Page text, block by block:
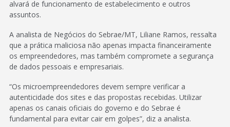
alvará de funcionamento de estabelecimento e outros
assuntos.
A analista de Negócios do Sebrae/MT, Liliane Ramos, ressalta
que a prática maliciosa não apenas impacta financeiramente
os empreendedores, mas também compromete a segurança
de dados pessoais e empresariais.
“Os microempreendedores devem sempre verificar a
autenticidade dos sites e das propostas recebidas. Utilizar
apenas os canais oficiais do governo e do Sebrae é
fundamental para evitar cair em golpes”, diz a analista.